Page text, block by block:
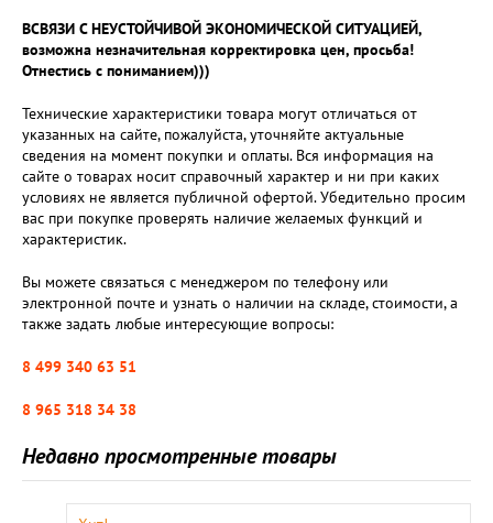
ВСВЯЗИ С НЕУСТОЙЧИВОЙ ЭКОНОМИЧЕСКОЙ СИТУАЦИЕЙ,
возможна незначительная корректировка цен, просьба!
Отнестись с пониманием)))
Технические характеристики товара могут отличаться от
указанных на сайте, пожалуйста, уточняйте актуальные
сведения на момент покупки и оплаты. Вся информация на
сайте о товарах носит справочный характер и ни при каких
условиях не является публичной офертой. Убедительно просим
вас при покупке проверять наличие желаемых функций и
характеристик.
Вы можете связаться с менеджером по телефону или
электронной почте и узнать о наличии на складе, стоимости, а
также задать любые интересующие вопросы:
8 499 340 63 51
8 965 318 34 38
Недавно просмотренные товары